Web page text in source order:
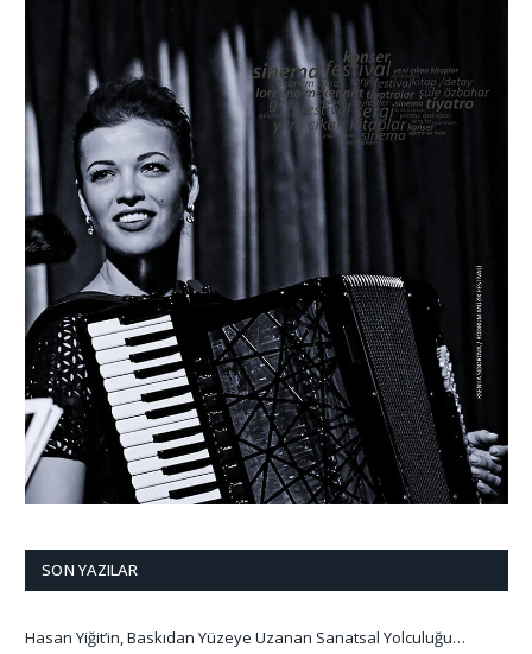
SON YAZILAR
Hasan Yiğit’in, Baskıdan Yüzeye Uzanan Sanatsal Yolculuğu…